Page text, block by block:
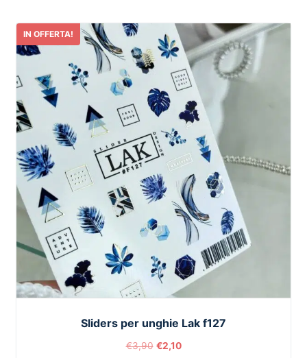
IN OFFERTA!
Sliders per unghie Lak f127
€3,90 €2,10